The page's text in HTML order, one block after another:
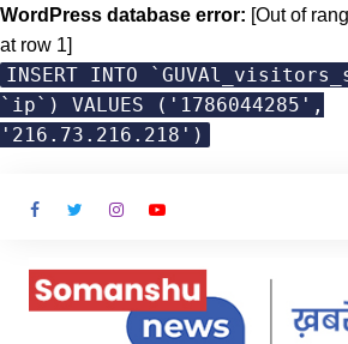
WordPress database error: [Out of
at row 1]
INSERT INTO
`ip`) VALUES ('1786044285',
'216.73.216.218')